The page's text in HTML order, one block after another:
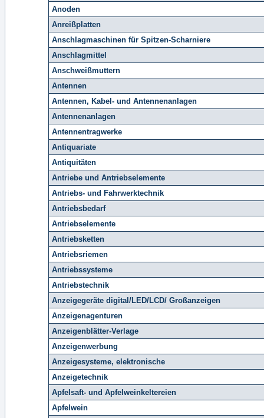
Anoden
Anreißplatten
Anschlagmaschinen für Spitzen-Scharniere
Anschlagmittel
Anschweißmuttern
Antennen
Antennen, Kabel- und Antennenanlagen
Antennenanlagen
Antennentragwerke
Antiquariate
Antiquitäten
Antriebe und Antriebselemente
Antriebs- und Fahrwerktechnik
Antriebsbedarf
Antriebselemente
Antriebsketten
Antriebsriemen
Antriebssysteme
Antriebstechnik
Anzeigegeräte digital/LED/LCD/ Großanzeigen
Anzeigenagenturen
Anzeigenblätter-Verlage
Anzeigenwerbung
Anzeigesysteme, elektronische
Anzeigetechnik
Apfelsaft- und Apfelweinkeltereien
Apfelwein